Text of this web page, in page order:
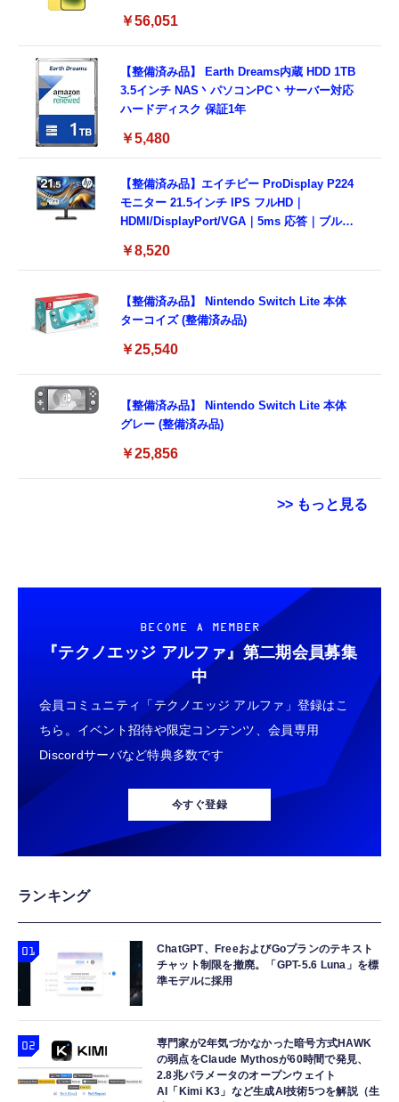
￥56,051
【整備済み品】 Earth Dreams内蔵 HDD 1TB
3.5インチ NAS丶パソコンPC丶サーバー対応
ハードディスク 保証1年
￥5,480
【整備済み品】エイチピー ProDisplay P224
モニター 21.5インチ IPS フルHD｜
HDMI/DisplayPort/VGA｜5ms 応答｜ブルー
応
￥8,520
【整備済み品】 Nintendo Switch Lite 本体
ターコイズ (整備済み品)
￥25,540
【整備済み品】 Nintendo Switch Lite 本体
グレー (整備済み品)
￥25,856
>> もっと見る
￥6,980
【New】Amazon Fire TV Stick HD | 手軽に
ストリーミングをはじめよう | ストリーミン
グメディアプレイヤー
￥6,980
Amazon Fire TV Stick 4K Select | 4Kの高画
質ストリーミング | ストリーミングメディア
プレイヤー
￥9,980
Amazon Echo Dot (エコードット) 第5世代 -
Alexa、センサー搭載、鮮やかなサウンド｜チ
ャコール
￥7,480
イヤレス接続 超軽量 全身高精確トラッキング
￥11,800
【PICO公式】PICO Motion Tracker 専用拡張
ベルト (4本セット) | 手首・太腿用ストラップ
| 5点トラッキング対応 | ※トラッカー本体別
売
￥5,980
AMVR Quest 2 に対応 シリコンフェイスカバ
ー クッションカバー 光漏れを軽減 防汚汗止
め 水洗い可能 交換用 (ブラック)
リース 光漏れ防止 ノーズパッド フェイスパ
ッド フォーム クッション VR ヘッドセット
アクセサリー ‐ ブラック
￥2,980
HUIKKJP 交換用サムスティックアナログジョ
イスティック 修理パーツ アクセサリー用 サ
ムスティック2個セット
￥979
決戦- 約165mm PVC&ABS&布製 塗装済み可
￥9,900
TAMASHII NATIONS S.H.フィギュアーツ 機
動戦士ガンダムSEED DESTINY キラ・ヤマ
ト(オーブ連合首長国パイロットスーツVer．)
約140mm PVC&ABS製 塗装済み可動フィギ
￥9,900
TAMASHII NATIONS S.H.フィギュアーツ
HUNTER×HUNTER クロロ 約155mm
PVC&ABS製 塗装済み可動フィギュア
可動フィギュア
￥49,450
TAMASHII NATIONS S.H.フィギュアーツ
ELDEN RING 指痕爛れのヴァイク（再販版）
約160mm PVC&ABS製 塗装済み可動フィギ
￥9,918
BECOME A MEMBER
『テクノエッジ アルファ』 第二期会員募集
中
会員コミュニティ「テクノエッジ アルファ」登録はこ
ちら。イベント招待や限定コンテンツ、会員専用
Discordサーバなど特典多数です
今すぐ登録
ランキング
ChatGPT、FreeおよびGoプランのテキスト
チャット制限を撤廃。「GPT-5.6 Luna」を標
準モデルに採用
専門家が2年気づかなかった暗号方式HAWK
の弱点をClaude Mythosが60時間で発見、
2.8兆パラメータのオープンウェイト
AI「Kimi K3」など生成AI技術5つを解説（生